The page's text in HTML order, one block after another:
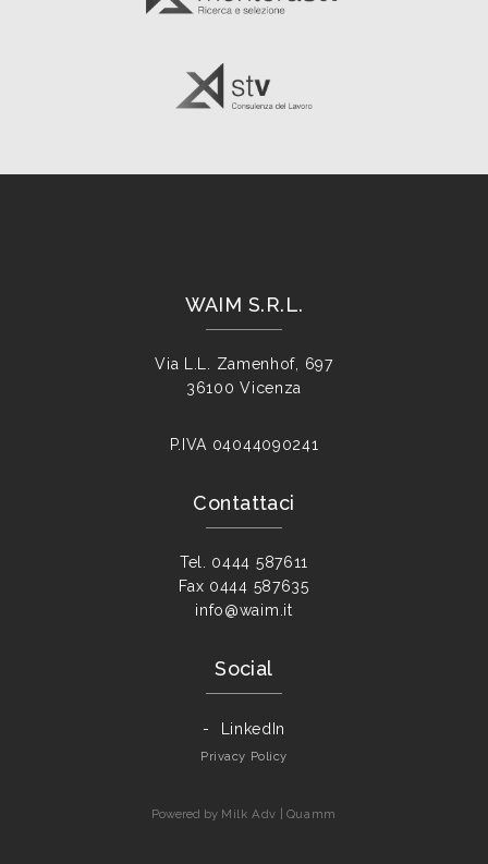
WAIM S.R.L.
Via L.L. Zamenhof, 697
36100 Vicenza
P.IVA 04044090241
Contattaci
Tel. 0444 587611
Fax 0444 587635
info@waim.it
Social
LinkedIn
Privacy Policy
Powered by Milk Adv | Quamm